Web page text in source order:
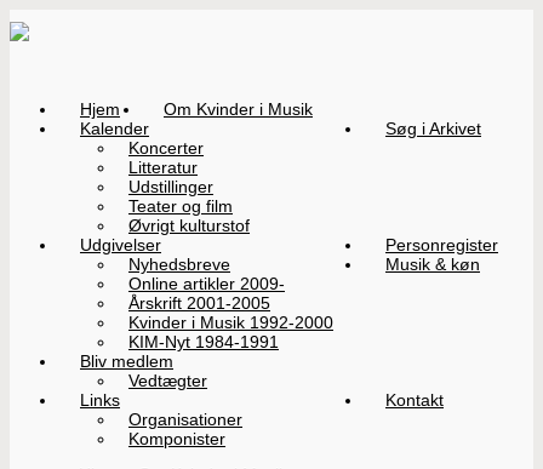
Hjem
Om Kvinder i Musik
Kalender
Koncerter
Litteratur
Udstillinger
Teater og film
Øvrigt kulturstof
Søg i Arkivet
Udgivelser
Nyhedsbreve
Online artikler 2009-
Årskrift 2001-2005
Kvinder i Musik 1992-2000
KIM-Nyt 1984-1991
Personregister
Musik & køn
Bliv medlem
Vedtægter
Links
Organisationer
Komponister
Kontakt